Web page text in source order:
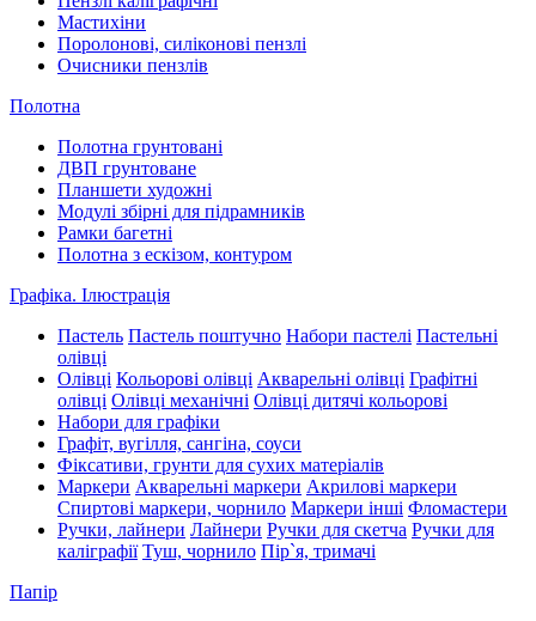
Мастихіни
Поролонові, силіконові пензлі
Очисники пензлів
Полотна
Полотна грунтовані
ДВП грунтоване
Планшети художні
Модулі збірні для підрамників
Рамки багетні
Полотна з ескізом, контуром
Графіка. Ілюстрація
Пастель Пастель поштучно Набори пастелі Пастельні
олівці
Олівці Кольорові олівці Акварельні олівці Графітні
олівці Олівці механічні Олівці дитячі кольорові
Набори для графіки
Графіт, вугілля, сангіна, соуси
Фіксативи, грунти для сухих матеріалів
Маркери Акварельні маркери Акрилові маркери
Спиртові маркери, чорнило Маркери інші Фломастери
Ручки, лайнери Лайнери Ручки для скетча Ручки для
каліграфії Туш, чорнило Пір`я, тримачі
Папір